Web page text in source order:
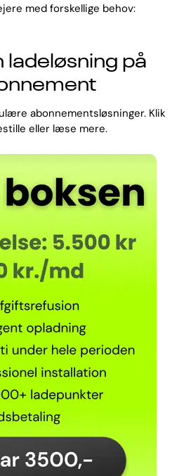
med forskellige behov:
ladeløsning på
abonnementsløsninger. Klik
eller læse mere.